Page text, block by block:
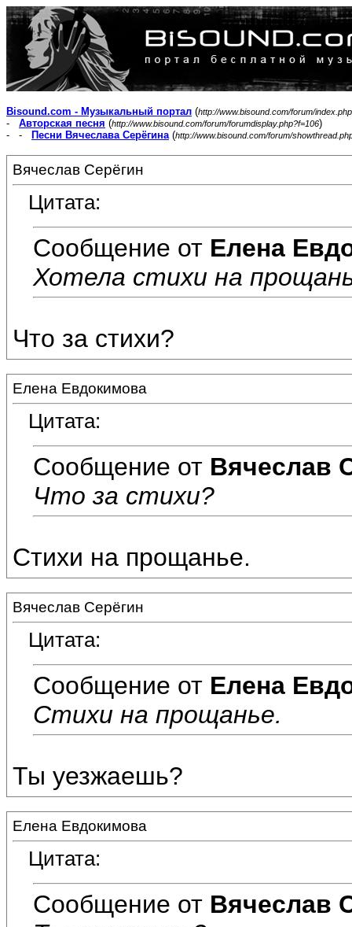
Bisound.com - Музыкальный портал (http://www.bisound.com/forum/index.php
- Авторская песня (http://www.bisound.com/forum/forumdisplay.php?f=106)
- -
Песни Вячеслава Серёгина(http://www.bisound.com/forum/
Вячеслав Серёгин
Цитата:
Сообщение от Елена
Хотела стихи на
Что за стихи?
Елена Евдокимова
Цитата:
Сообщение от Вячеслав
Что за стихи?
Стихи на прощанье.
Вячеслав Серёгин
Цитата:
Сообщение от Елена
Стихи на прощанье.
Ты уезжаешь?
Елена Евдокимова
Цитата:
Сообщение от Вячеслав